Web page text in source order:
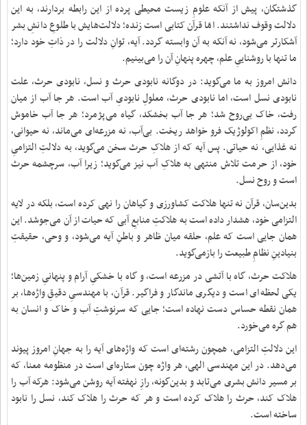
گذشتگان، پیش از آنکه علومِ زیست‌ محیطی پرده از این رابطه بردارند، به این
دلالت وقوف نداشتند. امّا قرآن کتابی است زنده؛ دلالت‌هایش با طلوعِ دانشِ بشر
آشکارتر می‌شود، نه آنکه به آن وابسته گردد. آیه، توانِ دلالت را در ذاتِ خود دارد؛
ما تنها با روشناییِ علم، چهره‌ پنهانِ آن را می‌بینیم.
دانش امروز به ما می‌گوید: در دوگانه نابودی حرث و نسل، نابودی حرث، علت
نابودی نسل است، اما نابودی حرث، معلولِ نابودیِ آب است. هر جا آب از میان
رفت، خاک بی‌روح شد؛ هر جا آب بخشکد، گیاه می‌پژمرد؛ هر جا آب خاموش
گردد، نظمِ اکولوژیک فرو خواهد ریخت. بی‌آب، نه مزرعه‌ای می‌ماند، نه حیوانی،
نه غذایی، نه حیاتی. پس آیه که از هلاکِ حرث سخن می‌گوید، به دلالتِ التزامیِ
خود، از حرمت تلاش منتهی به هلاکِ آب نیز می‌گوید؛ زیرا آب، سرچشمه‌ حرث
است و روح نسل.
بدین‌سان، قرآن نه تنها هلاکت کشاورزی و گیاهان را نهی کرده است، بلکه در لایه‌
التزامی خود، هشدار داده است به هلاکتِ منابعِ آبی که حیات از آن می‌جوشد. این
همان جایی است که علم، حلقه‌ میان ظاهر و باطنِ آیه می‌شود، و وحی، حقیقتِ
بنیادینِ نظامِ طبیعت را بازمی‌گوید.
هلاکت حرث، گاه با آتشی در مزرعه است، و گاه با خشکیِ آرام و پنهانیِ زمین‌ها؛
یکی لحظه‌ای است و دیگری ماندگار و فراگیر. قرآن، با مهندسیِ دقیقِ واژه‌ها، بر
همان نقطه‌ حساس دست نهاده است؛ جایی که سرنوشتِ آب و خاک و انسان به
هم گره می‌خورد.
این دلالتِ التزامی، همچون رشته‌ای است که واژه‌های آیه را به جهانِ امروز پیوند
می‌دهد. در این مهندسی الهی، هر واژه چون ستاره‌ای است در منظومه‌ معنا، که
بر مسیر دانش بشری می‌تابد و بدین‌گونه، رازِ نهفته‌ آیه روشن می‌شود: هرکه آب را
هلاک کند، حرث را هلاک کرده است و هر که حرث را هلاک کند، نسل را نابود
ساخته است.